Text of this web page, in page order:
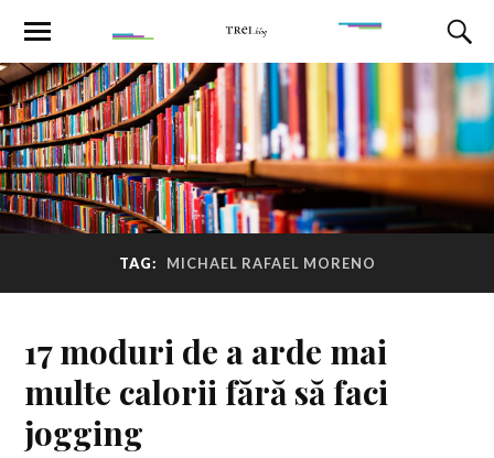
TAG: MICHAEL RAFAEL MORENO
17 moduri de a arde mai
multe calorii fără să faci
jogging